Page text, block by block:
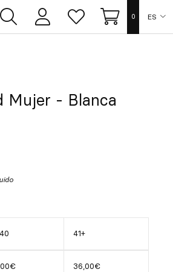
Área
de
Lista
de
Carrito
0 ES
Mujer - Blanca
41+
36,00€